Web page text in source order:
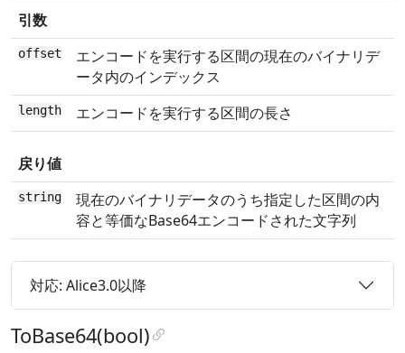
引数
offset
エンコードを実行する区間の現在のバイナリデ
ータ内のインデックス
length エンコードを実行する区間の長さ
戻り値
string
現在のバイナリデータのうち指定した区間の内
容と等価なBase64エンコードされた文字列
対応: Alice3.0以降
ToBase64(bool)